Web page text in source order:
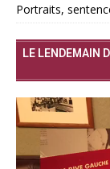
Portraits,
LE LENDEMAIN
Lecteur
vidéo